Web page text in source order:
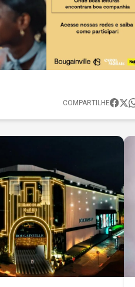
COMPARTILHE